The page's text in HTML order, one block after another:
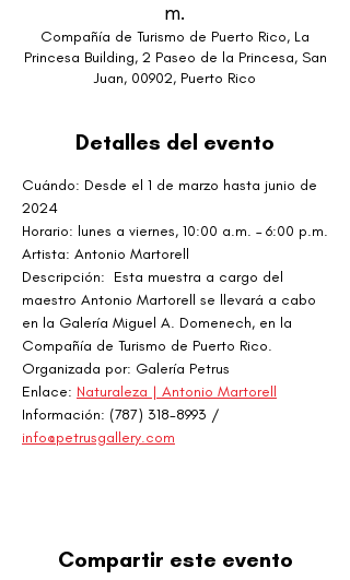
m.
Compañía de Turismo de Puerto Rico, La
Princesa Building, 2 Paseo de la Princesa, San
Juan, 00902, Puerto Rico
Detalles del evento
Cuándo: Desde el 1 de marzo hasta junio de
2024
Horario: lunes a viernes, 10:00 a.m. – 6:00 p.m.
Artista: Antonio Martorell
Descripción:  Esta muestra a cargo del
maestro Antonio Martorell se llevará a cabo
en la Galería Miguel A. Domenech, en la
Compañía de Turismo de Puerto Rico.
Organizada por: Galería Petrus
Enlace: Naturaleza | Antonio Martorell
Información: (787) 318-8993 /
info@petrusgallery.com
Compartir este evento